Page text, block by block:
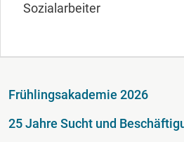
Sozialarbeiter
Fußzeile
Frühlingsakademie 2026
25 Jahre Sucht und